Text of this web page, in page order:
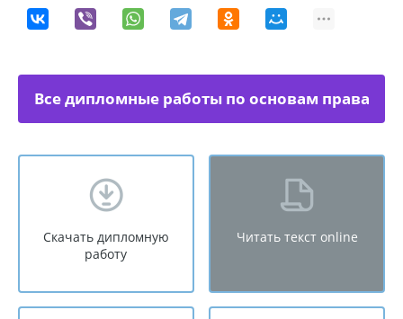
Все дипломные работы по основам права
Скачать дипломную
работу
Читать текст online